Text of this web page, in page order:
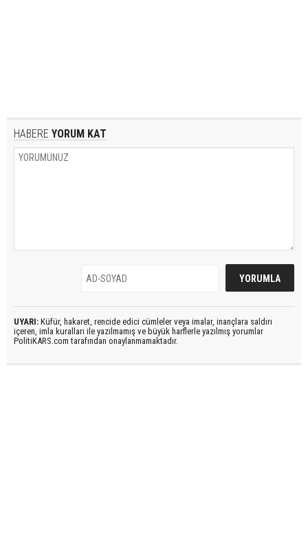
HABERE YORUM KAT
UYARI: Küfür, hakaret, rencide edici cümleler veya imalar, inançlara saldırı
içeren, imla kuralları ile yazılmamış ve büyük harflerle yazılmış yorumlar
PolitiKARS.com tarafından onaylanmamaktadır.